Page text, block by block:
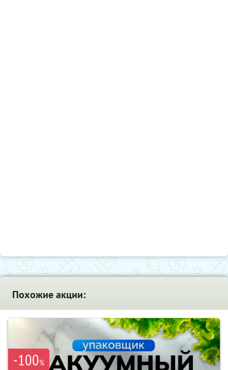
Похожие акции:
-100%